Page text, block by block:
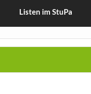
Listen im StuPa